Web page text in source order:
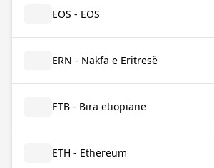
EOS - EOS
ERN - Nakfa e Eritresë
ETB - Bira etiopiane
ETH - Ethereum